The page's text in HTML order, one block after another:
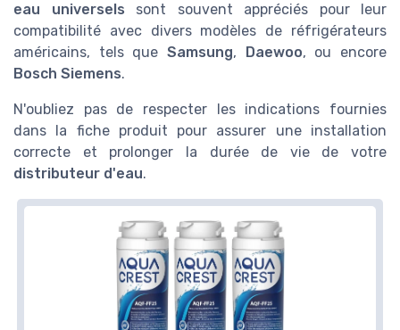
eau universels sont souvent appréciés pour leur
compatibilité avec divers modèles de réfrigérateurs
américains, tels que Samsung, Daewoo, ou encore
Bosch Siemens.
N'oubliez pas de respecter les indications fournies
dans la fiche produit pour assurer une installation
correcte et prolonger la durée de vie de votre
distributeur d'eau.